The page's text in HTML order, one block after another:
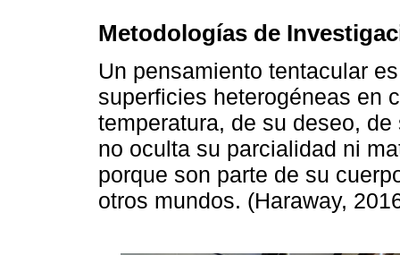
Metodologías de
Un pensamiento tentacular
superficies heterogéneas en
temperatura, de su deseo,
no oculta su parcialidad ni
porque son parte de su
otros mundos. (Haraway,